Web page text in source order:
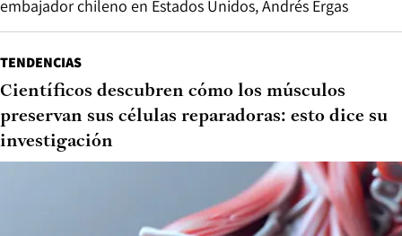
embajador chileno en Estados Unidos, Andrés Ergas
TENDENCIAS
Científicos descubren cómo los músculos
preservan sus células reparadoras: esto dice su
investigación